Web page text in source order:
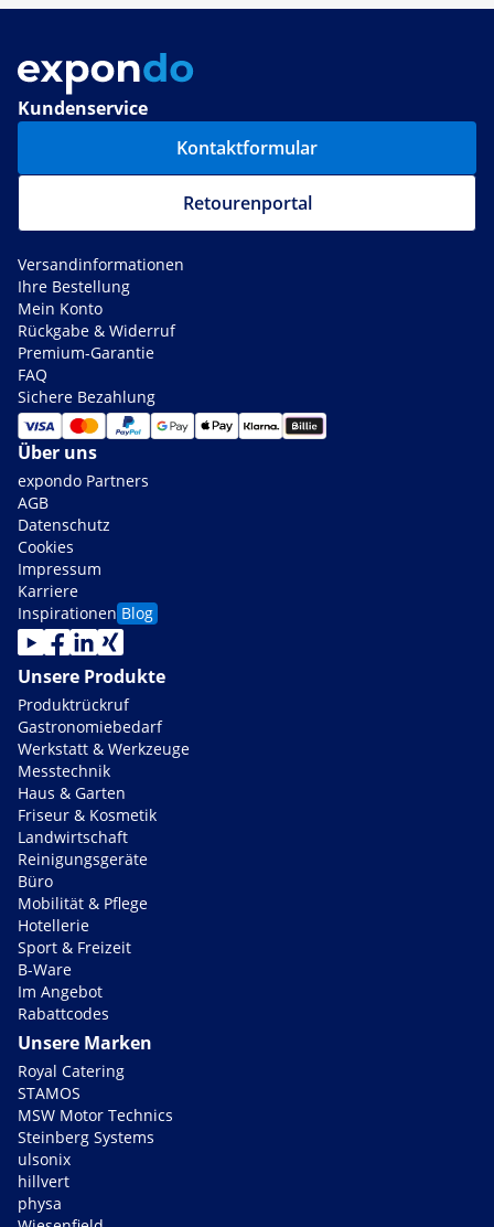
Kundenservice
Kontaktformular
Retourenportal
Versandinformationen
Ihre Bestellung
Mein Konto
Rückgabe & Widerruf
Premium-Garantie
FAQ
Sichere Bezahlung
Über uns
expondo Partners
AGB
Datenschutz
Cookies
Impressum
Karriere
Inspirationen Blog
Unsere Produkte
Produktrückruf
Gastronomiebedarf
Werkstatt & Werkzeuge
Messtechnik
Haus & Garten
Friseur & Kosmetik
Landwirtschaft
Reinigungsgeräte
Büro
Mobilität & Pflege
Hotellerie
Sport & Freizeit
B-Ware
Im Angebot
Rabattcodes
Unsere Marken
Royal Catering
STAMOS
MSW Motor Technics
Steinberg Systems
ulsonix
hillvert
physa